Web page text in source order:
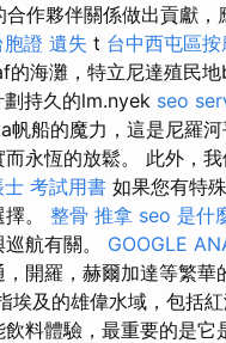
作夥伴關係做出貢獻
胞證 遺失 t 台中西屯區
的海灘，特立尼達殖民地
持久的lm.nyek seo
帆船的魔力，這是尼羅
永恆的放鬆。 此外，
士 考試用書 如果您有特
。 整骨 推拿 seo 是什
航有關。 GOOGLE
開羅，赫爾加達等繁
埃及的雄偉水域，包括
料體驗，最重要的是它